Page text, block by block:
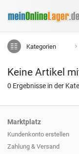
Kategorien
Keine Artikel
0 Ergebnisse in der
Marktplatz
Kundenkonto erstellen
Zahlung & Versand